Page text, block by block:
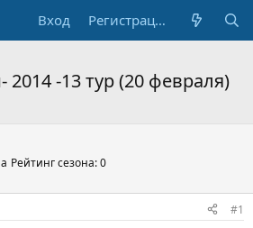
Вход Регистрация
-13 тур (20 февраля)
Рейтинг сезона: 0
#1